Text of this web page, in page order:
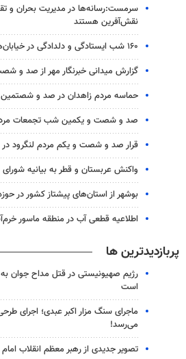
سرمست:رسانه‌ها در مدیریت بحران و
نقش‌آفرین هستند
۱۶۰ شب ایستادگی و دلدادگی در خیابان‌های چابهار
گزارش میدانی خبرنگار مهر از صد و
حماسه مردم زاهدان در صد و
صد و شصت و یکمین شب تجمعات
قرار صد و شصت و یکم مردم لنگرود در
واکنش عربستان و قطر به بیانیه شورای
بوشهر از استان‌های پیشتاز کشور در
اطلاعیه قطعی آب در منطقه ماسور
پربازدیدترین ها
رژیم صهیونیستی در قتل مداح جوان
است
ماجرای سنگ مزار اکبر عبدی؛ اجرای
می‌رسد!
تصویر جدیدی از رهبر معظم انقلاب